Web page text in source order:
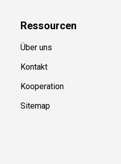
Ressourcen
Über uns
Kontakt
Kooperation
Sitemap